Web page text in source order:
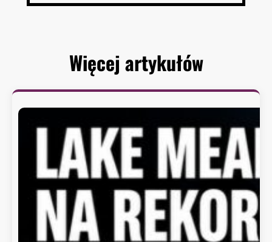
Więcej artykułów